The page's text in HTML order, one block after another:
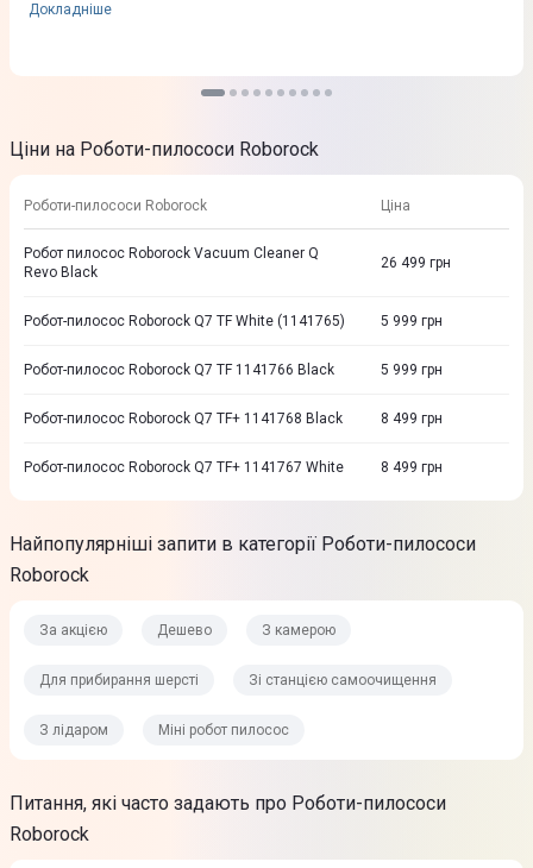
Докладніше
Ціни на Роботи-пилососи Roborock
Роботи-пилососи Roborock Ціна
Робот пилосос Roborock Vacuum Cleaner Q
Revo Black
26 499 грн
Робот-пилосос Roborock Q7 TF White (1141765) 5 999 грн
Робот-пилосос Roborock Q7 TF 1141766 Black 5 999 грн
Робот-пилосос Roborock Q7 TF+ 1141768 Black 8 499 грн
Робот-пилосос Roborock Q7 TF+ 1141767 White 8 499 грн
Найпопулярніші запити в категорії Роботи-пилососи
Roborock
За акцією Дешево З камерою
Для прибирання шерсті Зі станцією самоочищення
З лідаром Міні робот пилосос
Питання, які часто задають про Роботи-пилососи
Roborock